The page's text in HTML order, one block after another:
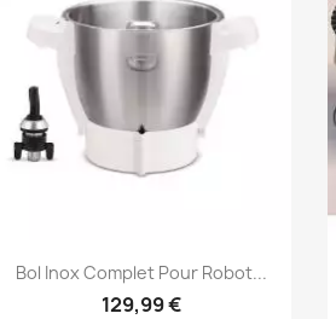
Aperçu rapide
Bol Inox Complet Pour Robot...
129,99 €